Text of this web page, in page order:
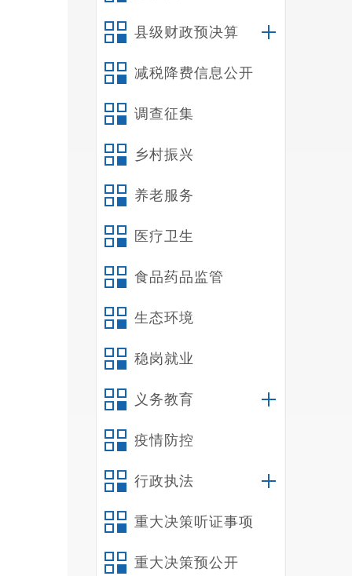
县级财政预决算
减税降费信息公开
调查征集
乡村振兴
养老服务
医疗卫生
食品药品监管
生态环境
稳岗就业
义务教育
疫情防控
行政执法
重大决策听证事项
重大决策预公开